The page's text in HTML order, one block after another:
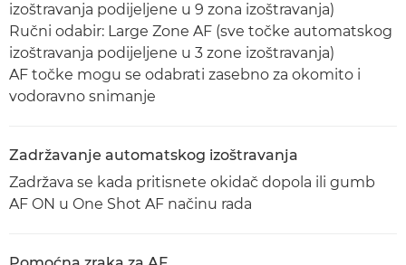
izoštravanja podijeljene u 9 zona izoštravanja)
Ručni odabir: Large Zone AF (sve točke automatskog
izoštravanja podijeljene u 3 zone izoštravanja)
AF točke mogu se odabrati zasebno za okomito i
vodoravno snimanje
Zadržavanje automatskog izoštravanja
Zadržava se kada pritisnete okidač dopola ili gumb
AF ON u One Shot AF načinu rada